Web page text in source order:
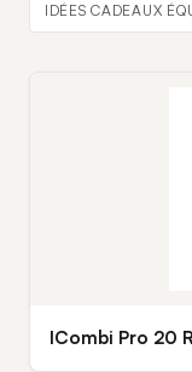
IDÉES CADEAUX
ICombi Pro 20